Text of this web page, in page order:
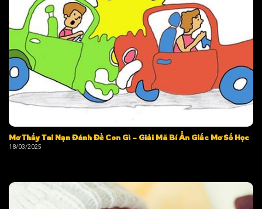
Mơ Thấy Tai Nạn Đánh Đề Con Gì – Giải Mã Bí Ẩn Giấc Mơ Số Học
18/03/2025